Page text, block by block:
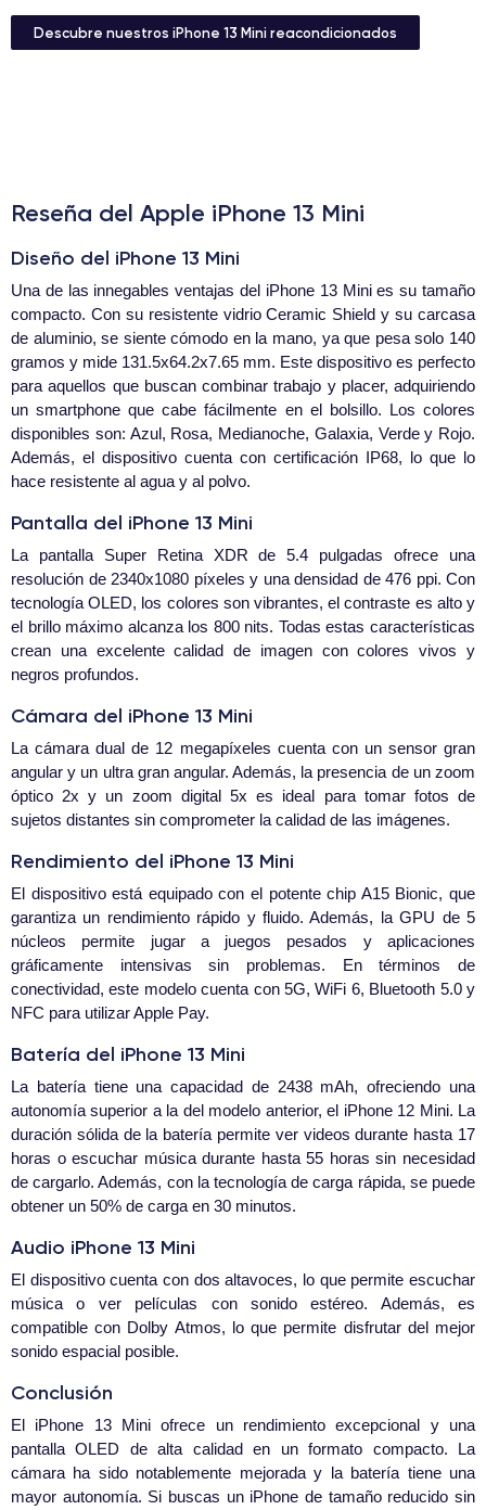
Descubre nuestros iPhone 13 Mini reacondicionados
Reseña del Apple iPhone 13 Mini
Diseño del iPhone 13 Mini
Una de las innegables ventajas del iPhone 13 Mini es su tamaño
compacto. Con su resistente vidrio Ceramic Shield y su carcasa
de aluminio, se siente cómodo en la mano, ya que pesa solo 140
gramos y mide 131.5x64.2x7.65 mm. Este dispositivo es perfecto
para aquellos que buscan combinar trabajo y placer, adquiriendo
un smartphone que cabe fácilmente en el bolsillo. Los colores
disponibles son: Azul, Rosa, Medianoche, Galaxia, Verde y Rojo.
Además, el dispositivo cuenta con certificación IP68, lo que lo
hace resistente al agua y al polvo.
Pantalla del iPhone 13 Mini
La pantalla Super Retina XDR de 5.4 pulgadas ofrece una
resolución de 2340x1080 píxeles y una densidad de 476 ppi. Con
tecnología OLED, los colores son vibrantes, el contraste es alto y
el brillo máximo alcanza los 800 nits. Todas estas características
crean una excelente calidad de imagen con colores vivos y
negros profundos.
Cámara del iPhone 13 Mini
La cámara dual de 12 megapíxeles cuenta con un sensor gran
angular y un ultra gran angular. Además, la presencia de un zoom
óptico 2x y un zoom digital 5x es ideal para tomar fotos de
sujetos distantes sin comprometer la calidad de las imágenes.
Rendimiento del iPhone 13 Mini
El dispositivo está equipado con el potente chip A15 Bionic, que
garantiza un rendimiento rápido y fluido. Además, la GPU de 5
núcleos permite jugar a juegos pesados y aplicaciones
gráficamente intensivas sin problemas. En términos de
conectividad, este modelo cuenta con 5G, WiFi 6, Bluetooth 5.0 y
NFC para utilizar Apple Pay.
Batería del iPhone 13 Mini
La batería tiene una capacidad de 2438 mAh, ofreciendo una
autonomía superior a la del modelo anterior, el iPhone 12 Mini. La
duración sólida de la batería permite ver videos durante hasta 17
horas o escuchar música durante hasta 55 horas sin necesidad
de cargarlo. Además, con la tecnología de carga rápida, se puede
obtener un 50% de carga en 30 minutos.
Audio iPhone 13 Mini
El dispositivo cuenta con dos altavoces, lo que permite escuchar
música o ver películas con sonido estéreo. Además, es
compatible con Dolby Atmos, lo que permite disfrutar del mejor
sonido espacial posible.
Conclusión
El iPhone 13 Mini ofrece un rendimiento excepcional y una
pantalla OLED de alta calidad en un formato compacto. La
cámara ha sido notablemente mejorada y la batería tiene una
mayor autonomía. Si buscas un iPhone de tamaño reducido sin